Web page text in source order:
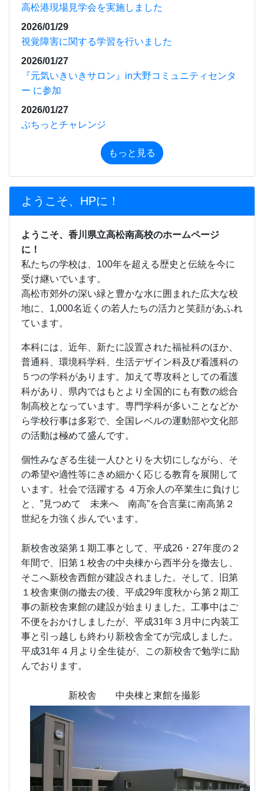
もっと見る
ようこそ、HPに！
ようこそ、香川県立高松南高校のホームページ
受け継いでいます。
高松市郊外の深い緑と豊かな水に囲まれた広大な校
地に、1,000名近くの若人たちの活力と笑顔があふれ
ています。
本科には、近年、新たに設置された福祉科のほか、
普通科、環境科学科、生活デザイン科及び看護科の
５つの学科があります。加えて専攻科としての看護
科があり、県内ではもとより全国的にも有数の総合
制高校となっています。専門学科が多いことなどか
ら学校行事は多彩で、全国レベルの運動部や文化部
の活動は極めて盛んです。
個性みなぎる生徒一人ひとりを大切にしながら、そ
の希望や適性等にきめ細かく応じる教育を展開して
います。社会で活躍する ４万余人の卒業生に負けじ
と、”見つめて 未来へ 南高”を合言葉に南高第２
世紀を力強く歩んでいます。
新校舎改築第１期工事として、平成26・27年度の２
年間で、旧第１校舎の中央棟から西半分を撤去し、
そこへ新校舎西館が建設されました。そして、旧第
事の新校舎東館の建設が始まりました。工事中はご
不便をおかけしましたが、平成31年３月中に内装工
事と引っ越しも終わり新校舎全てが完成しました。
平成31年４月より全生徒が、この新校舎で勉学に励
んでおります。
新校舎 中央棟と東館を撮影